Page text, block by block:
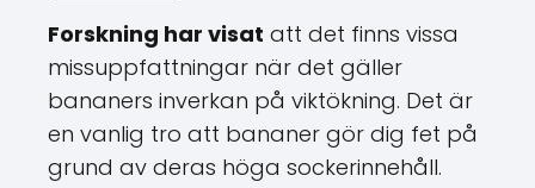
Forskning har visat att det finns vissa
missuppfattningar när det gäller
bananers inverkan på viktökning. Det är
en vanlig tro att bananer gör dig fet på
grund av deras höga sockerinnehåll.